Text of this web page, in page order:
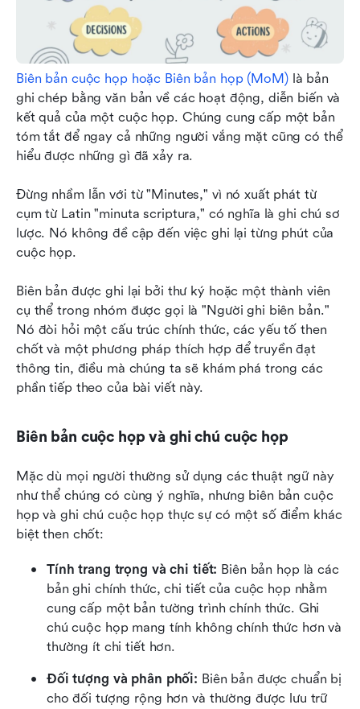
Biên bản cuộc họp hoặc Biên bản họp (MoM) là bản
ghi chép bằng văn bản về các hoạt động, diễn biến và
kết quả của một cuộc họp. Chúng cung cấp một bản
tóm tắt để ngay cả những người vắng mặt cũng có thể
hiểu được những gì đã xảy ra.
Đừng nhầm lẫn với từ "Minutes," vì nó xuất phát từ
cụm từ Latin "minuta scriptura," có nghĩa là ghi chú sơ
lược. Nó không đề cập đến việc ghi lại từng phút của
cuộc họp.
Biên bản được ghi lại bởi thư ký hoặc một thành viên
cụ thể trong nhóm được gọi là "Người ghi biên bản."
Nó đòi hỏi một cấu trúc chính thức, các yếu tố then
chốt và một phương pháp thích hợp để truyền đạt
thông tin, điều mà chúng ta sẽ khám phá trong các
phần tiếp theo của bài viết này.
Biên bản cuộc họp và ghi chú cuộc họp
Mặc dù mọi người thường sử dụng các thuật ngữ này
như thể chúng có cùng ý nghĩa, nhưng biên bản cuộc
họp và ghi chú cuộc họp thực sự có một số điểm khác
biệt then chốt:
Tính trang trọng và chi tiết: Biên bản họp là các
bản ghi chính thức, chi tiết của cuộc họp nhằm
cung cấp một bản tường trình chính thức. Ghi
chú cuộc họp mang tính không chính thức hơn và
thường ít chi tiết hơn.
Đối tượng và phân phối: Biên bản được chuẩn bị
cho đối tượng rộng hơn và thường được lưu trữ